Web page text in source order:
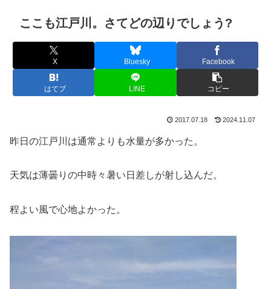
ここも江戸川。さてどの辺りでしょう?
X Bluesky Facebook
はてブ LINE コピー
2017.07.18 2024.11.07
昨日の江戸川は通常よりも水量が多かった。
天気は薄曇りの中時々暑い日差しが射し込んだ。
程よい風で心地よかった。